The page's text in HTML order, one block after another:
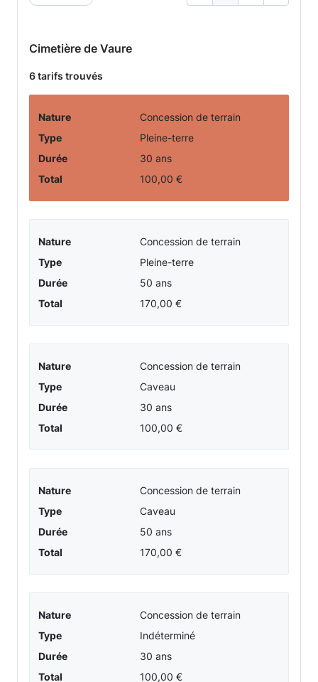
Cimetière de Vaure
6 tarifs trouvés
Nature
Concession de terrain
Type
Pleine-terre
Durée
30 ans
Total
100,00 €
Nature
Concession de terrain
Type
Pleine-terre
Durée
50 ans
Total
170,00 €
Nature
Concession de terrain
Type
Caveau
Durée
30 ans
Total
100,00 €
Nature
Concession de terrain
Type
Caveau
Durée
50 ans
Total
170,00 €
Nature
Concession de terrain
Type
Indéterminé
Durée
30 ans
Total
100,00 €